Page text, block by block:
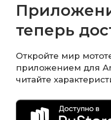
теперь
Откройте мир
приложением для
читайте